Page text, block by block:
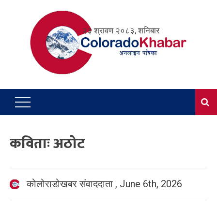
२३ श्रावण २०८३, शनिबार
कविताः अठोट
कोलोराडोखबर संवाददाता , June 6th, 2026